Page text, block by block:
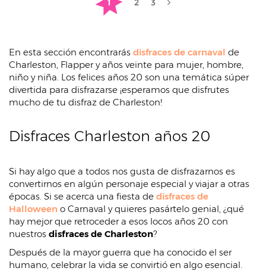
1 2 3
En esta sección encontrarás disfraces de carnaval de
Charleston, Flapper y años veinte para mujer, hombre,
niño y niña. Los felices años 20 son una temática súper
divertida para disfrazarse ¡esperamos que disfrutes
mucho de tu disfraz de Charleston!
Disfraces Charleston años 20
Si hay algo que a todos nos gusta de disfrazarnos es
convertirnos en algún personaje especial y viajar a otras
épocas. Si se acerca una fiesta de disfraces de
Halloween o Carnaval y quieres pasártelo genial, ¿qué
hay mejor que retroceder a esos locos años 20 con
nuestros disfraces de Charleston?
Después de la mayor guerra que ha conocido el ser
humano, celebrar la vida se convirtió en algo esencial.